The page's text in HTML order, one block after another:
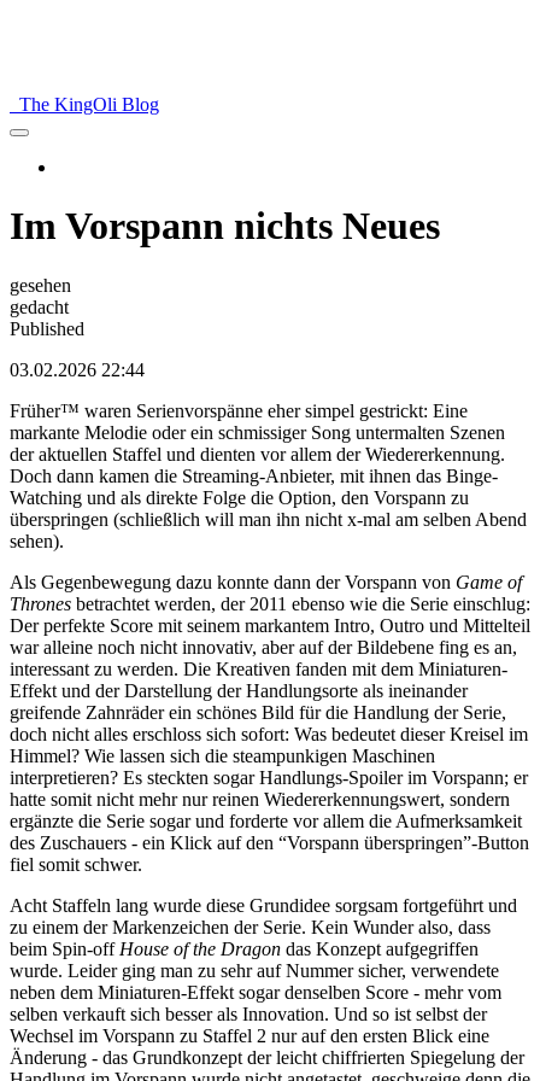
The KingOli Blog
Im Vorspann nichts Neues
gesehen
gedacht
Published
03.02.2026 22:44
Früher™ waren Serienvorspänne eher simpel gestrickt: Eine
markante Melodie oder ein schmissiger Song untermalten Szenen
der aktuellen Staffel und dienten vor allem der Wiedererkennung.
Doch dann kamen die Streaming-Anbieter, mit ihnen das Binge-
Watching und als direkte Folge die Option, den Vorspann zu
überspringen (schließlich will man ihn nicht x-mal am selben Abend
sehen).
Als Gegenbewegung dazu konnte dann der Vorspann von Game of
Thrones betrachtet werden, der 2011 ebenso wie die Serie einschlug:
Der perfekte Score mit seinem markantem Intro, Outro und Mittelteil
war alleine noch nicht innovativ, aber auf der Bildebene fing es an,
interessant zu werden. Die Kreativen fanden mit dem Miniaturen-
Effekt und der Darstellung der Handlungsorte als ineinander
greifende Zahnräder ein schönes Bild für die Handlung der Serie,
doch nicht alles erschloss sich sofort: Was bedeutet dieser Kreisel im
Himmel? Wie lassen sich die steampunkigen Maschinen
interpretieren? Es steckten sogar Handlungs-Spoiler im Vorspann; er
hatte somit nicht mehr nur reinen Wiedererkennungswert, sondern
ergänzte die Serie sogar und forderte vor allem die Aufmerksamkeit
des Zuschauers - ein Klick auf den “Vorspann überspringen”-Button
fiel somit schwer.
Acht Staffeln lang wurde diese Grundidee sorgsam fortgeführt und
zu einem der Markenzeichen der Serie. Kein Wunder also, dass
beim Spin-off House of the Dragon das Konzept aufgegriffen
wurde. Leider ging man zu sehr auf Nummer sicher, verwendete
neben dem Miniaturen-Effekt sogar denselben Score - mehr vom
selben verkauft sich besser als Innovation. Und so ist selbst der
Wechsel im Vorspann zu Staffel 2 nur auf den ersten Blick eine
Änderung - das Grundkonzept der leicht chiffrierten Spiegelung der